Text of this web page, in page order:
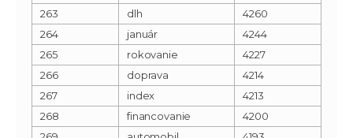
263
dlh
4260
264
január
4244
265
rokovanie
4227
266
doprava
4214
267
index
4213
268
financovanie
4200